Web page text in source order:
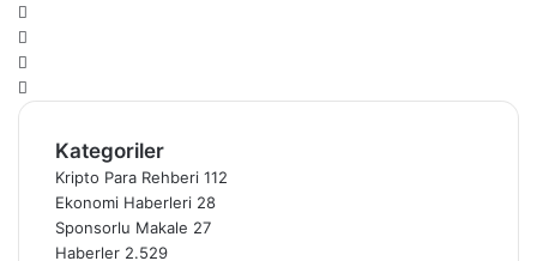
Kategoriler
Kripto Para Rehberi 112
Ekonomi Haberleri 28
Sponsorlu Makale 27
Haberler 2.529